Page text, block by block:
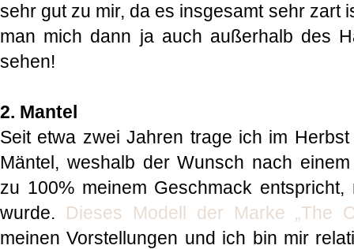
sehr gut zu mir, da es insgesamt sehr zart
man mich dann ja auch außerhalb des
sehen!
2. Mantel
Seit etwa zwei Jahren trage ich im
Mäntel, weshalb der Wunsch nach
zu 100% meinem Geschmack
wurde. Dieses Modell der Marke „The
meinen Vorstellungen und ich bin mir